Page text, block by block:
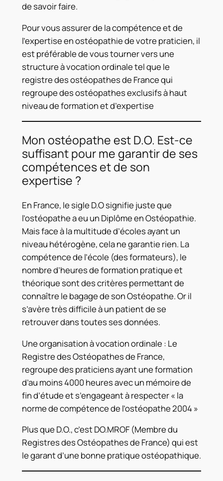
de savoir faire.
Pour vous assurer de la compétence et de
l’expertise en ostéopathie de votre praticien, il
est préférable de vous tourner vers une
structure à vocation ordinale tel que le
registre des ostéopathes de France qui
regroupe des ostéopathes exclusifs à haut
niveau de formation et d’expertise
Mon ostéopathe est D.O. Est-ce
suffisant pour me garantir de ses
compétences et de son
expertise ?
En France, le sigle D.O signifie juste que
l’ostéopathe a eu un Diplôme en Ostéopathie.
Mais face à la multitude d’écoles ayant un
niveau hétérogène, cela ne garantie rien. La
compétence de l’école (des formateurs), le
nombre d’heures de formation pratique et
théorique sont des critères permettant de
connaître le bagage de son Ostéopathe. Or il
s’avère très difficile à un patient de se
retrouver dans toutes ses données.
Une organisation à vocation ordinale : Le
Registre des Ostéopathes de France,
regroupe des praticiens ayant une formation
d’au moins 4000 heures avec un mémoire de
fin d’étude et s’engageant à respecter « la
norme de compétence de l’ostéopathe 2004 »
Plus que D.O., c’est DO.MROF (Membre du
Registres des Ostéopathes de France) qui est
le garant d’une bonne pratique ostéopathique.